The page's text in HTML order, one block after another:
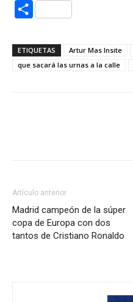
Compartir
ETIQUETAS Artur Mas Insite
que sacará las urnas a la calle
Artículo anterior
Madrid campeón de la súper
copa de Europa con dos
tantos de Cristiano Ronaldo